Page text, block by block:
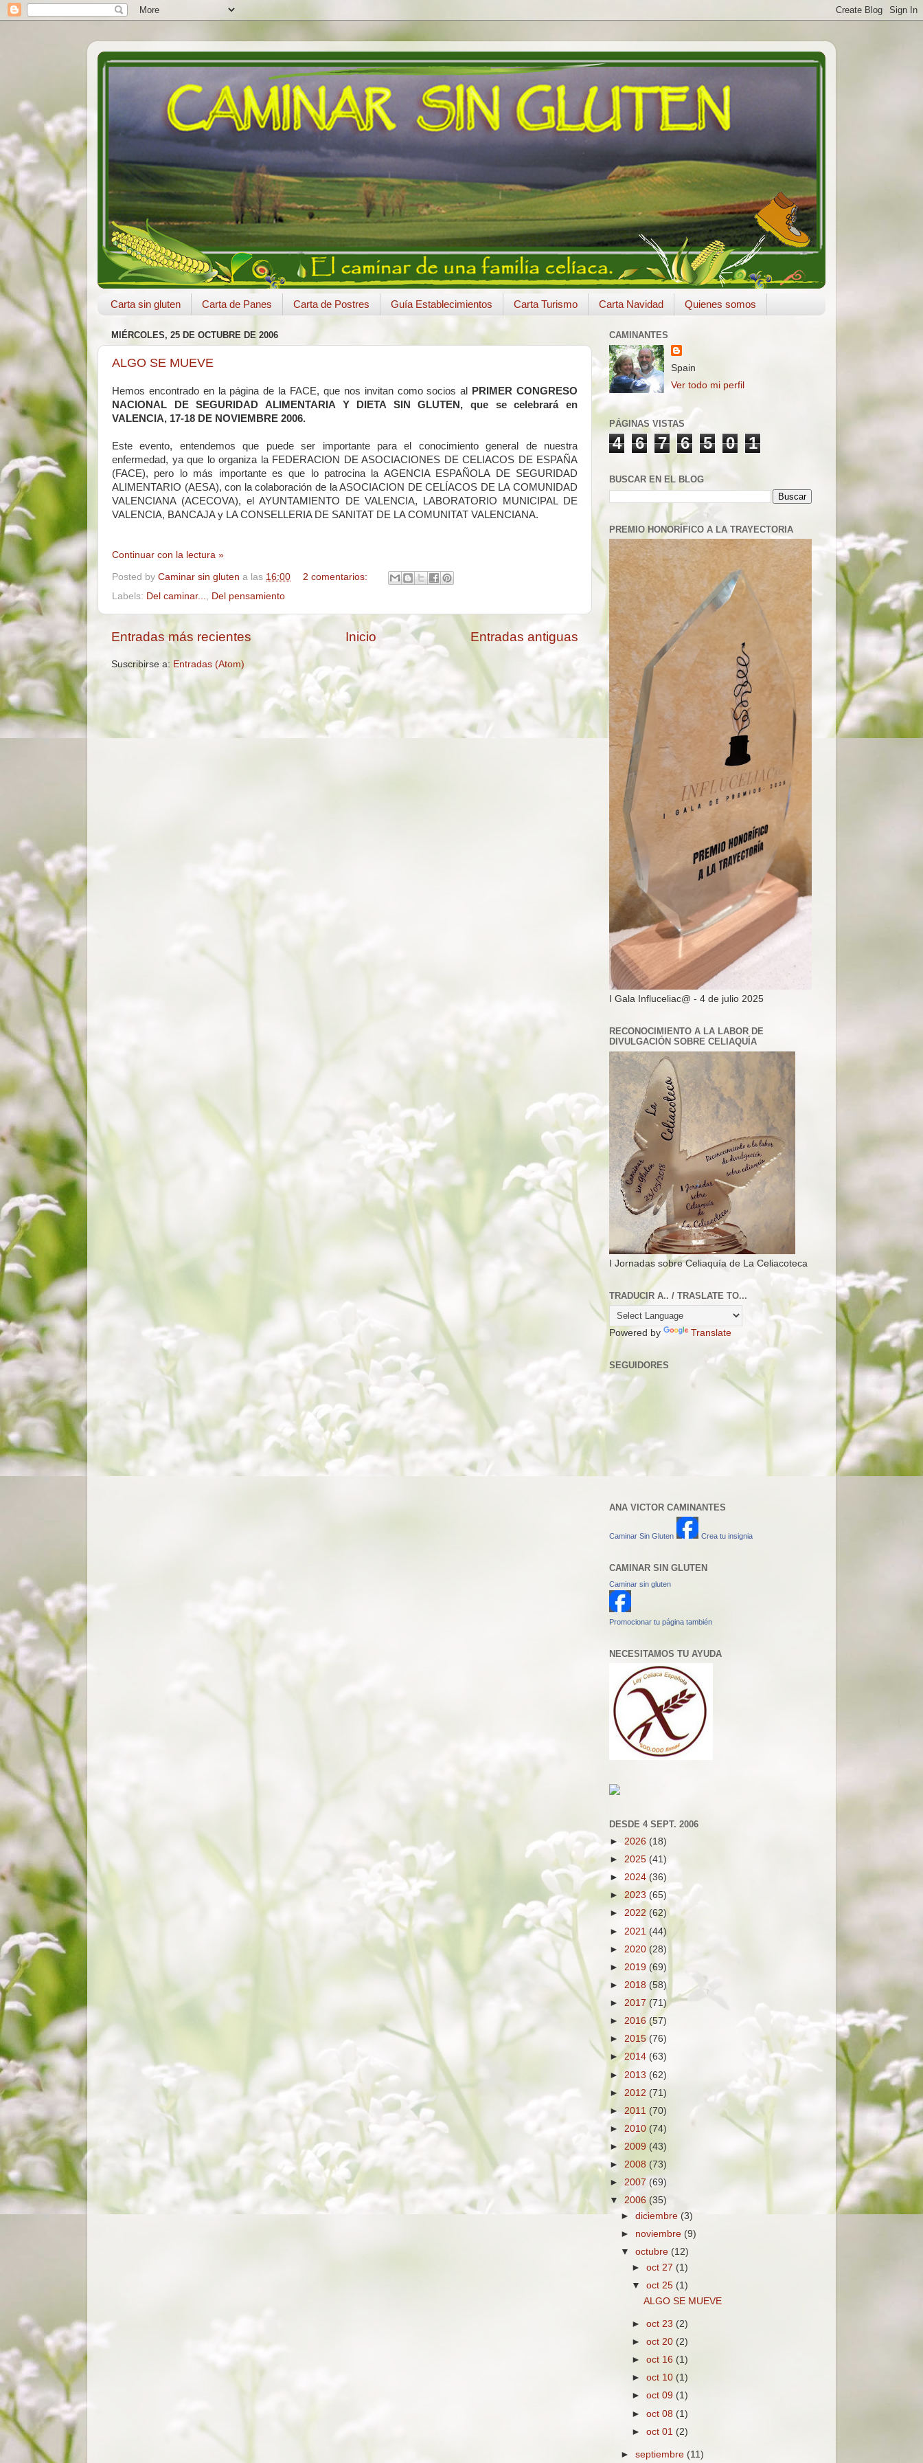
Carta sin gluten Carta de Panes Carta de Postres Guía Establecimientos Carta Turismo Carta Navidad Quienes somos
MIÉRCOLES, 25 DE OCTUBRE DE 2006
ALGO SE MUEVE
Hemos encontrado en la página de la FACE, que nos invitan como socios al
PRIMER CONGRESO
NACIONAL DE SEGURIDAD ALIMENTARIA Y DIETA SIN GLUTEN, que se celebrará en
VALENCIA, 17-18 DE NOVIEMBRE 2006.
Este evento, entendemos que puede ser importante para el conocimiento general de nuestra
enfermedad, ya que lo organiza la FEDERACION DE ASOCIACIONES DE CELIACOS DE ESPAÑA
(FACE), pero lo más importante es que lo patrocina la AGENCIA ESPAÑOLA DE SEGURIDAD
ALIMENTARIO (AESA), con la colaboración de la ASOCIACION DE CELÍACOS DE LA COMUNIDAD
VALENCIANA (ACECOVA), el AYUNTAMIENTO DE VALENCIA, LABORATORIO MUNICIPAL DE
VALENCIA, BANCAJA y LA CONSELLERIA DE SANITAT DE LA COMUNITAT VALENCIANA.
Continuar con la lectura »
Posted by Caminar sin gluten a las 16:00
2 comentarios:
Labels: Del caminar... Del pensamiento
Entradas más recientes Entradas antiguas
Inicio
Suscribirse a: Entradas (Atom)
CAMINANTES
Spain
Ver todo mi perfil
PÁGINAS VISTAS
4 6 7 6 5 0 1
BUSCAR EN EL BLOG
PREMIO HONORÍFICO A LA TRAYECTORIA
I Gala Influceliac@ - 4 de julio 2025
RECONOCIMIENTO A LA LABOR DE
DIVULGACIÓN SOBRE CELIAQUÍA
I Jornadas sobre Celiaquía de La Celiacoteca
TRADUCIR A.. / TRASLATE TO...
Powered by Translate
SEGUIDORES
ANA VICTOR CAMINANTES
Caminar Sin Gluten Crea tu insignia
CAMINAR SIN GLUTEN
Caminar sin gluten
Promocionar tu página también
NECESITAMOS TU AYUDA
DESDE 4 SEPT. 2006
► 2026 (18)
► 2025 (41)
► 2024 (36)
► 2023 (65)
► 2022 (62)
► 2021 (44)
► 2020 (28)
► 2019 (69)
► 2018 (58)
► 2017 (71)
► 2016 (57)
► 2015 (76)
►2014 (63)
► 2013 (62)
► 2012 (71)
► 2011 (70)
► 2010 (74)
► 2009 (43)
► 2008 (73)
► 2007 (69)
▼ 2006 (35)
►diciembre (3)
► noviembre (9)
▼octubre (12)
►oct 27 (1)
▼oct 25 (1)
ALGO SE MUEVE
►oct 23 (2)
►oct 20 (2)
►oct 16 (1)
►oct 10 (1)
►oct 09 (1)
►oct 08 (1)
►oct 01 (2)
►septiembre (11)